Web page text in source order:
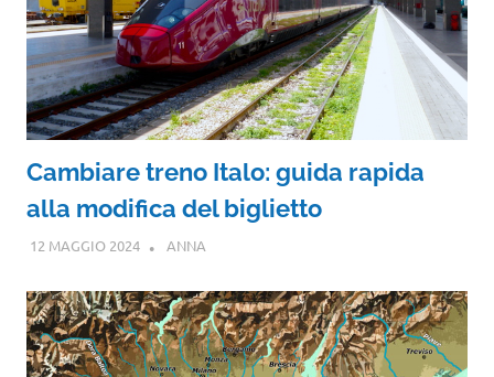
Cambiare treno Italo: guida rapida
alla modifica del biglietto
12 MAGGIO 2024 ANNA